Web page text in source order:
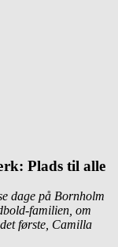
Plads til alle
dage på Bornholm
familien, om
første, Camilla